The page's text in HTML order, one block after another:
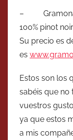
– Gramona
100% pinot
Su precio es
es
Estos son los
sabéis que no
vuestros
ya que estos
a mis